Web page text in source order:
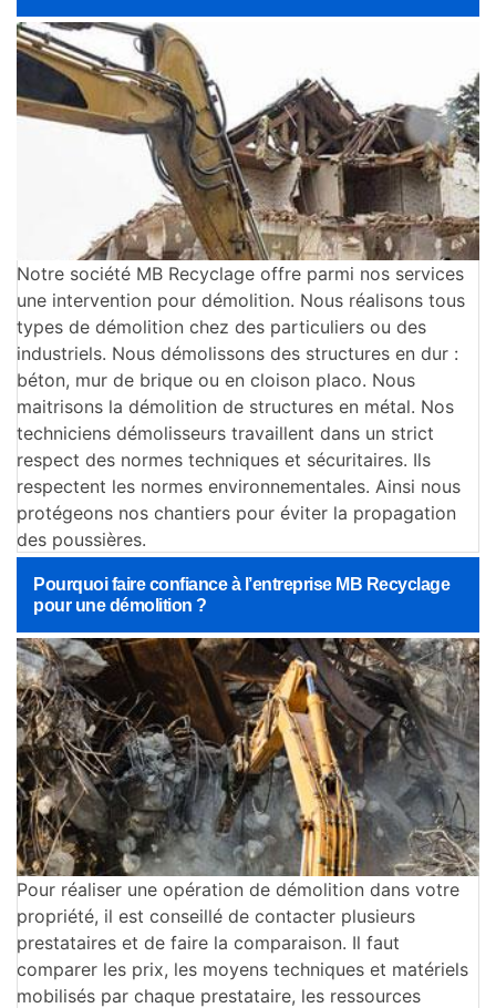
Notre société MB Recyclage offre parmi nos services
une intervention pour démolition. Nous réalisons tous
types de démolition chez des particuliers ou des
industriels. Nous démolissons des structures en dur :
béton, mur de brique ou en cloison placo. Nous
maitrisons la démolition de structures en métal. Nos
techniciens démolisseurs travaillent dans un strict
respect des normes techniques et sécuritaires. Ils
respectent les normes environnementales. Ainsi nous
protégeons nos chantiers pour éviter la propagation
des poussières.
Pourquoi faire confiance à l’entreprise MB Recyclage
pour une démolition ?
Pour réaliser une opération de démolition dans votre
propriété, il est conseillé de contacter plusieurs
prestataires et de faire la comparaison. Il faut
comparer les prix, les moyens techniques et matériels
mobilisés par chaque prestataire, les ressources